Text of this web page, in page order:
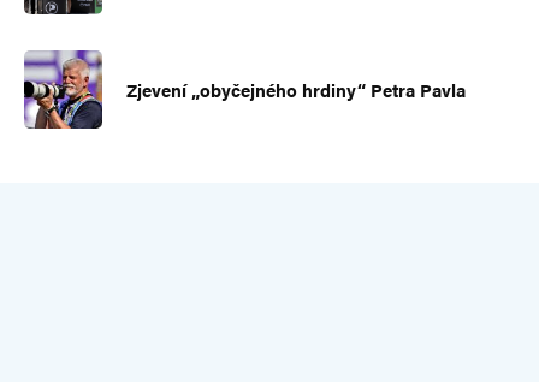
Zjevení „obyčejného hrdiny“ Petra Pavla